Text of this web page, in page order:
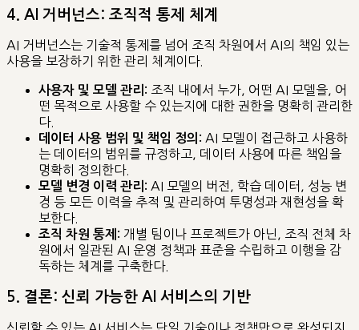
4. AI 거버넌스: 조직적 통제 체계
AI 거버넌스는 기술적 통제를 넘어 조직 차원에서 AI의 책임 있는
사용을 보장하기 위한 관리 체계이다.
사용자 및 모델 관리: 조직 내에서 누가, 어떤 AI 모델을, 어
떤 목적으로 사용할 수 있는지에 대한 권한을 명확히 관리한
다.
데이터 사용 범위 및 책임 정의: AI 모델이 접근하고 사용하
는 데이터의 범위를 규정하고, 데이터 사용에 따른 책임을
명확히 정의한다.
모델 변경 이력 관리: AI 모델의 버전, 학습 데이터, 성능 변
경 등 모든 이력을 추적 및 관리하여 투명성과 재현성을 확
보한다.
조직 차원 통제: 개별 팀이나 프로젝트가 아닌, 조직 전체 차
원에서 일관된 AI 운영 정책과 표준을 수립하고 이행을 감
독하는 체계를 구축한다.
5. 결론: 신뢰 가능한 AI 서비스의 기반